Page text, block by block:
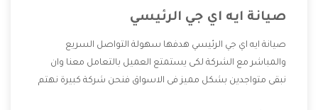
صيانة ايه اي جي الرئيسي
صيانة ايه اي جي الرئيسي هدفها سهولة التواصل السريع
والمباشر مع الشركة لكى يستمتع العميل بالتعامل معنا وان
نبقى متواجدين بشكل مميز فى الاسواق فنحن شركة كبيرة نهتم